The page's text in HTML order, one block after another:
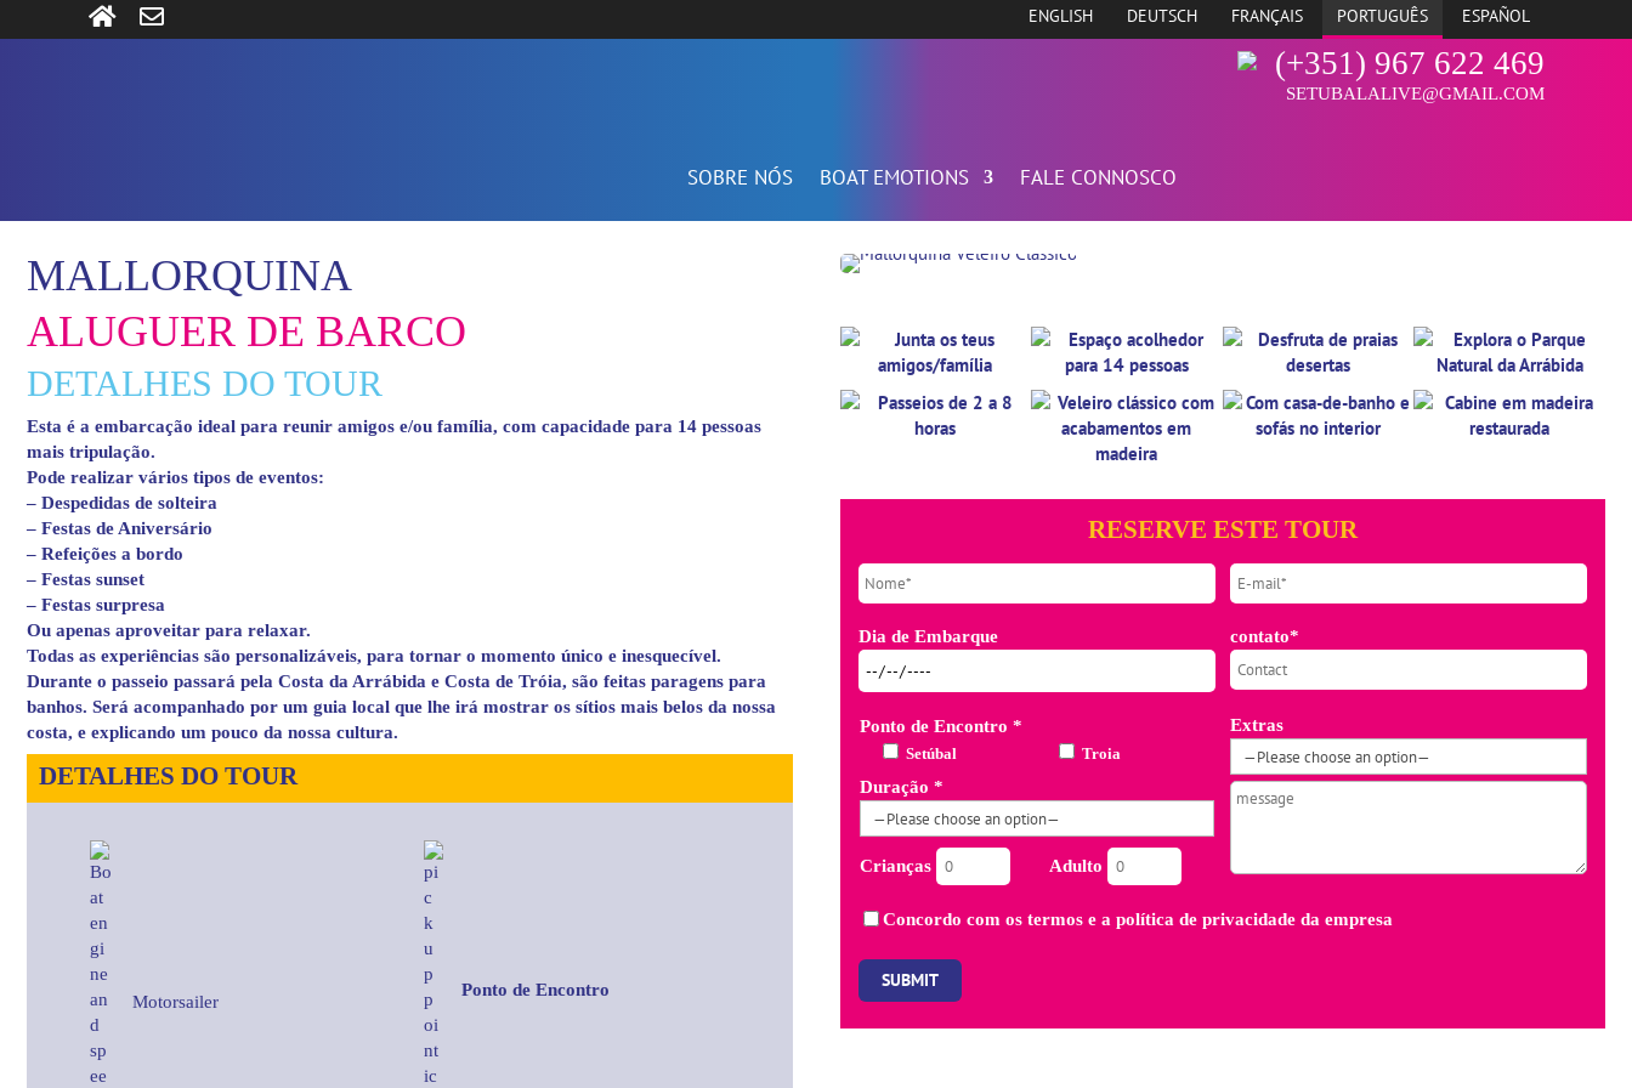
ENGLISH DEUTSCH FRANÇAIS PORTUGUÊS ESPAÑOL
(+351) 967 622 469
SETUBALALIVE@GMAIL.COM
SOBRE NÓS BOAT EMOTIONS FALE CONNOSCO
MALLORQUINA
ALUGUER DE BARCO
DETALHES DO TOUR
Esta é a embarcação ideal para reunir amigos e/ou família, com capacidade para 14 pessoas
mais tripulação.
Pode realizar vários tipos de eventos:
– Despedidas de solteira
– Festas de Aniversário
– Refeições a bordo
– Festas sunset
– Festas surpresa
Ou apenas aproveitar para relaxar.
Todas as experiências são personalizáveis, para tornar o momento único e inesquecível.
Durante o passeio passará pela Costa da Arrábida e Costa de Tróia, são feitas paragens para
banhos. Será acompanhado por um guia local que lhe irá mostrar os sítios mais belos da nossa
costa, e explicando um pouco da nossa cultura.
DETALHES DO TOUR
Motorsailer
Ponto de Encontro
RESERVE ESTE TOUR
Dia de Embarque contato*
Ponto de Encontro *
Setúbal Troia
Duração *
Crianças Adulto
Extras
Concordo com os termose a política de privacidadeda empresa